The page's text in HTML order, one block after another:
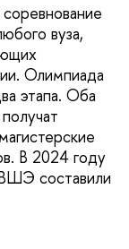
вуза,
Олимпиада
этапа. Оба
В 2024 году
составили